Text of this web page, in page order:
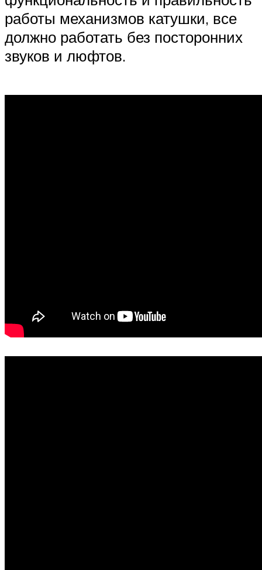
работы механизмов катушки, все
должно работать без посторонних
звуков и люфтов.